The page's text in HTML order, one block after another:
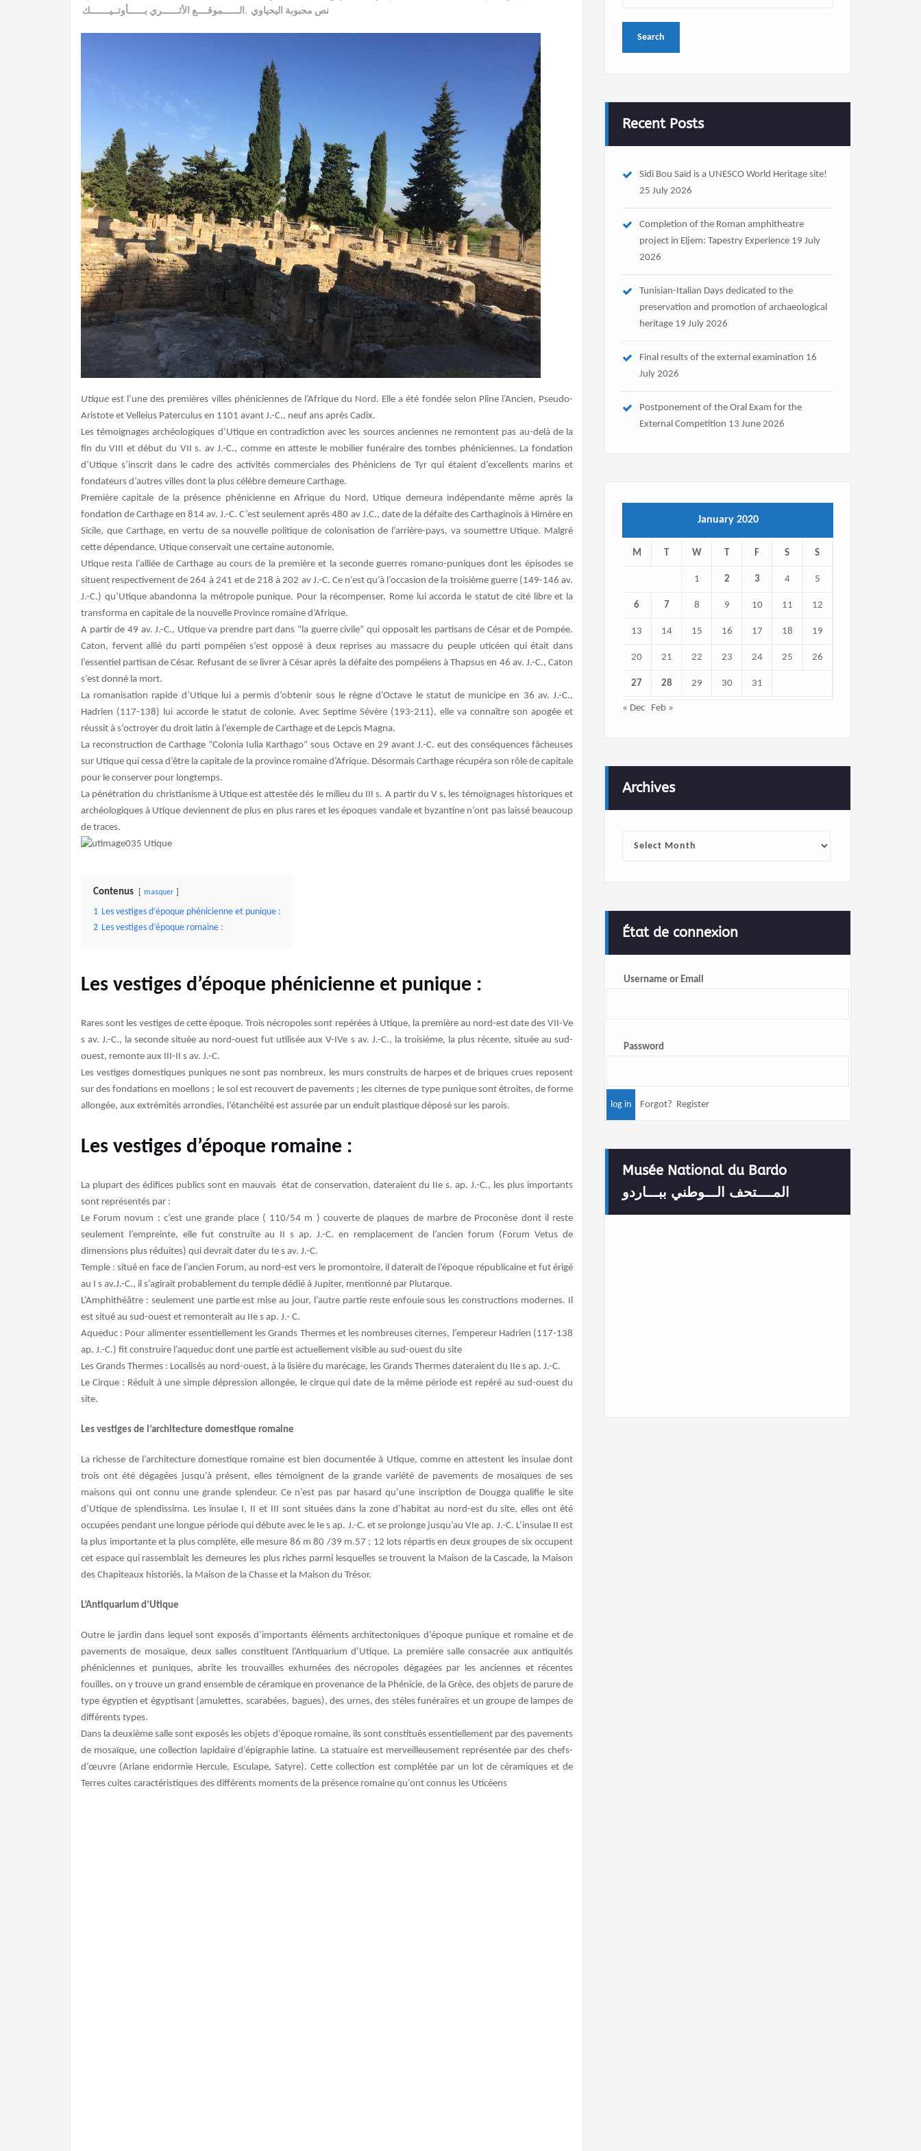
الــــــموقــــع الأثــــــري بــــــأوتــيـــــــك, نص محبوبة اليحياوي
Utique est l’une des premières villes phéniciennes de l’Afrique du Nord. Elle a été fondée selon Pline l’Ancien, Pseudo-
Aristote et Velleius Paterculus en 1101 avant J.-C., neuf ans après Cadix.
Les témoignages archéologiques d’Utique en contradiction avec les sources anciennes ne remontent pas au-delà de la
fin du VIII et début du VII s. av J.-C., comme en atteste le mobilier funéraire des tombes phéniciennes. La fondation
d’Utique s’inscrit dans le cadre des activités commerciales des Phéniciens de Tyr qui étaient d’excellents marins et
fondateurs d’autres villes dont la plus célèbre demeure Carthage.
Première capitale de la présence phénicienne en Afrique du Nord, Utique demeura indépendante même après la
fondation de Carthage en 814 av. J.-C. C’est seulement après 480 av J.C., date de la défaite des Carthaginois à Himère en
Sicile, que Carthage, en vertu de sa nouvelle politique de colonisation de l’arrière-pays, va soumettre Utique. Malgré
cette dépendance, Utique conservait une certaine autonomie.
Utique resta l’alliée de Carthage au cours de la première et la seconde guerres romano-puniques dont les épisodes se
situent respectivement de 264 à 241 et de 218 à 202 av J.-C. Ce n’est qu’à l’occasion de la troisième guerre (149-146 av.
J.-C.) qu’Utique abandonna la métropole punique. Pour la récompenser, Rome lui accorda le statut de cité libre et la
transforma en capitale de la nouvelle Province romaine d’Afrique.
A partir de 49 av. J.-C., Utique va prendre part dans “la guerre civile” qui opposait les partisans de César et de Pompée.
Caton, fervent allié du parti pompéien s’est opposé à deux reprises au massacre du peuple uticéen qui était dans
l’essentiel partisan de César. Refusant de se livrer à César après la défaite des pompéiens à Thapsus en 46 av. J.-C., Caton
s’est donné la mort.
La romanisation rapide d’Utique lui a permis d’obtenir sous le règne d’Octave le statut de municipe en 36 av. J.-C.,
Hadrien (117-138) lui accorde le statut de colonie. Avec Septime Sévère (193-211), elle va connaître son apogée et
réussit à s’octroyer du droit latin à l’exemple de Carthage et de Lepcis Magna.
La reconstruction de Carthage “Colonia Iulia Karthago” sous Octave en 29 avant J.-C. eut des conséquences fâcheuses
sur Utique qui cessa d’être la capitale de la province romaine d’Afrique. Désormais Carthage récupéra son rôle de capitale
pour le conserver pour longtemps.
La pénétration du christianisme à Utique est attestée dés le milieu du III s. A partir du V s, les témoignages historiques et
archéologiques à Utique deviennent de plus en plus rares et les époques vandale et byzantine n’ont pas laissé beaucoup
de traces.
Contenus masquer
1 Les vestiges d’époque phénicienne et punique :
2 Les vestiges d’époque romaine :
Les vestiges d’époque phénicienne et punique :
Rares sont les vestiges de cette époque. Trois nécropoles sont repérées à Utique, la première au nord-est date des VII-Ve
s av. J.-C., la seconde située au nord-ouest fut utilisée aux V-IVe s av. J.-C., la troisième, la plus récente, située au sud-
ouest, remonte aux III-II s av. J.-C.
Les vestiges domestiques puniques ne sont pas nombreux, les murs construits de harpes et de briques crues reposent
sur des fondations en moellons ; le sol est recouvert de pavements ; les citernes de type punique sont étroites, de forme
allongée, aux extrémités arrondies, l’étanchéité est assurée par un enduit plastique déposé sur les parois.
Les vestiges d’époque romaine :
La plupart des édifices publics sont en mauvais état de conservation, dateraient du IIe s. ap. J.-C., les plus importants
sont représentés par :
Le Forum novum : c’est une grande place ( 110/54 m ) couverte de plaques de marbre de Proconèse dont il reste
seulement l’empreinte, elle fut construite au II s ap. J.-C. en remplacement de l’ancien forum (Forum Vetus de
dimensions plus réduites) qui devrait dater du Ie s av. J.-C.
Temple : situé en face de l’ancien Forum, au nord-est vers le promontoire, il daterait de l’époque républicaine et fut érigé
au I s av.J.-C., il s’agirait probablement du temple dédié à Jupiter, mentionné par Plutarque.
L’Amphithéâtre : seulement une partie est mise au jour, l’autre partie reste enfouie sous les constructions modernes. Il
est situé au sud-ouest et remonterait au IIe s ap. J.- C.
Aqueduc : Pour alimenter essentiellement les Grands Thermes et les nombreuses citernes, l’empereur Hadrien (117-138
ap. J.-C.) fit construire l’aqueduc dont une partie est actuellement visible au sud-ouest du site
Les Grands Thermes : Localisés au nord-ouest, à la lisière du marécage, les Grands Thermes dateraient du IIe s ap. J.-C.
Le Cirque : Réduit à une simple dépression allongée, le cirque qui date de la même période est repéré au sud-ouest du
site.
Les vestiges de l’architecture domestique romaine
La richesse de l’architecture domestique romaine est bien documentée à Utique, comme en attestent les insulae dont
trois ont été dégagées jusqu’à présent, elles témoignent de la grande variété de pavements de mosaïques de ses
maisons qui ont connu une grande splendeur. Ce n’est pas par hasard qu’une inscription de Dougga qualifie le site
d’Utique de splendissima. Les insulae I, II et III sont situées dans la zone d’habitat au nord-est du site, elles ont été
occupées pendant une longue période qui débute avec le Ie s ap. J.-C. et se prolonge jusqu’au VIe ap. J.-C. L’insulae II est
la plus importante et la plus complète, elle mesure 86 m 80 /39 m.57 ; 12 lots répartis en deux groupes de six occupent
cet espace qui rassemblait les demeures les plus riches parmi lesquelles se trouvent la Maison de la Cascade, la Maison
des Chapiteaux historiés, la Maison de la Chasse et la Maison du Trésor.
L’Antiquarium d’Utique
Outre le jardin dans lequel sont exposés d’importants éléments architectoniques d’époque punique et romaine et de
pavements de mosaïque, deux salles constituent l’Antiquarium d’Utique. La première salle consacrée aux antiquités
phéniciennes et puniques, abrite les trouvailles exhumées des nécropoles dégagées par les anciennes et récentes
fouilles, on y trouve un grand ensemble de céramique en provenance de la Phénicie, de la Grèce, des objets de parure de
type égyptien et égyptisant (amulettes, scarabées, bagues), des urnes, des stèles funéraires et un groupe de lampes de
différents types.
Dans la deuxième salle sont exposés les objets d’époque romaine, ils sont constitués essentiellement par des pavements
de mosaïque, une collection lapidaire d’épigraphie latine. La statuaire est merveilleusement représentée par des chefs-
d’œuvre (Ariane endormie Hercule, Esculape, Satyre). Cette collection est complétée par un lot de céramiques et de
Terres cuites caractéristiques des différents moments de la présence romaine qu’ont connus les Uticéens
Recent Posts
Sidi Bou Saïd is a UNESCO World Heritage site!
25 July 2026
Completion of the Roman amphitheatre
project in Eljem: Tapestry Experience 19 July
2026
Tunisian-Italian Days dedicated to the
preservation and promotion of archaeological
heritage 19 July 2026
Final results of the external examination 16
July 2026
Postponement of the Oral Exam for the
External Competition 13 June 2026
January 2020
M T W T F S S
1 2 3 4 5
6 7 8 9 10 11 12
13 14 15 16 17 18 19
20 21 22 23 24 25 26
27 28 29 30 31
« Dec Feb »
Archives
État de connexion
Username or Email
Password
Forgot? Register
Musée National du Bardo
المــــتحف الـــوطني ببـــاردو